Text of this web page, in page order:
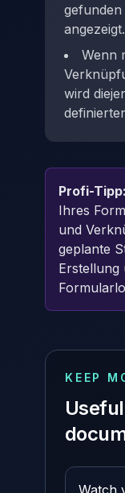
angezeigt.
Wenn
wird
Profi-Tipp:
Ihres
und
geplante
Erstellung
KEEP